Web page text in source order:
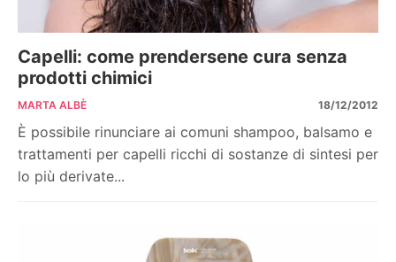
Capelli: come prendersene cura senza
prodotti chimici
MARTA ALBÈ 18/12/2012
È possibile rinunciare ai comuni shampoo, balsamo e
trattamenti per capelli ricchi di sostanze di sintesi per
lo più derivate...